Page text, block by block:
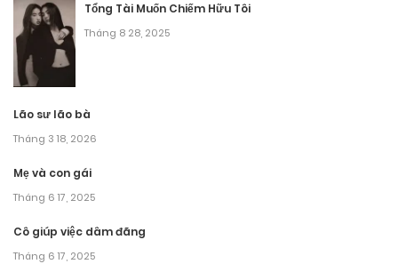
Tổng Tài Muốn Chiếm Hữu Tôi
Tháng 8 28, 2025
Lão sư lão bà
Tháng 3 18, 2026
Mẹ và con gái
Tháng 6 17, 2025
Cô giúp việc dâm đãng
Tháng 6 17, 2025